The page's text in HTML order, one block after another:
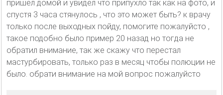
пришел домой и увидел что припухло так как на фото, и
спустя 3 часа стянулось , что это может быть? к врачу
только после выходных пойду, помогите пожалуйсто ,
такое подобно было пример 20 назад но тогда не
обратил внимание, так же скажу что перестал
мастурбировать, только раз в месяц чтобы полюции не
было. обрати внимание на мой вопрос пожалуйсто